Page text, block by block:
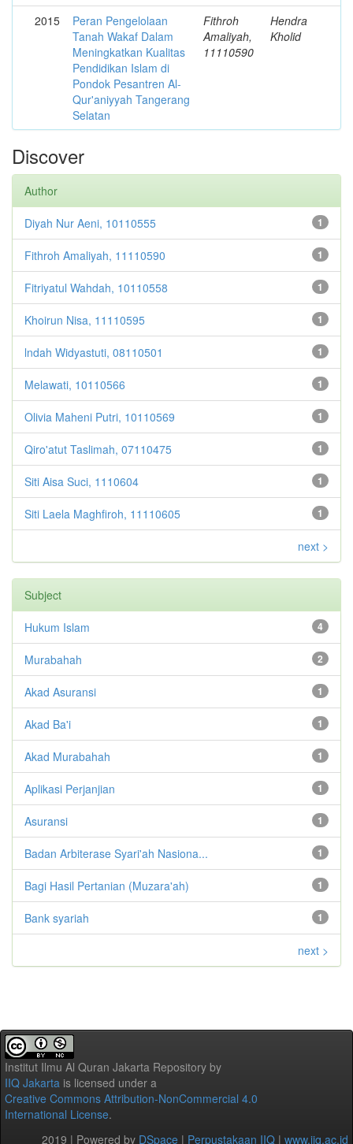
2015
Peran Pengelolaan
Tanah Wakaf Dalam
Meningkatkan Kualitas
Pendidikan Islam di
Pondok Pesantren Al-
Qur'aniyyah Tangerang
Selatan
Fithroh
Amaliyah,
11110590
Hendra
Kholid
Discover
Author
1
Diyah Nur Aeni, 10110555
1
Fithroh Amaliyah, 11110590
1
Fitriyatul Wahdah, 10110558
1
Khoirun Nisa, 11110595
1
lndah Widyastuti, 08110501
1
Melawati, 10110566
1
Olivia Maheni Putri, 10110569
1
Qiro'atut Taslimah, 07110475
1
Siti Aisa Suci, 1110604
1
Siti Laela Maghfiroh, 11110605
next >
Subject
4
Hukum Islam
2
Murabahah
1
Akad Asuransi
1
Akad Ba'i
1
Akad Murabahah
1
Aplikasi Perjanjian
1
Asuransi
1
Badan Arbiterase Syari'ah Nasiona...
1
Bagi Hasil Pertanian (Muzara'ah)
1
Bank syariah
next >
Institut Ilmu Al Quran Jakarta Repository by
IIQ Jakarta is licensed under a
Creative Commons Attribution-NonCommercial 4.0
International License.
2019 | Powered by DSpace | Perpustakaan IIQ | www.iiq.ac.id